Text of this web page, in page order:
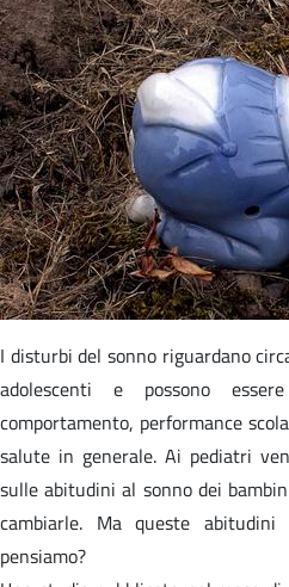
I disturbi del sonno riguardano
adolescenti e possono
comportamento, performance
salute in generale. Ai pediatri
sulle abitudini al sonno dei
cambiarle. Ma queste
pensiamo?